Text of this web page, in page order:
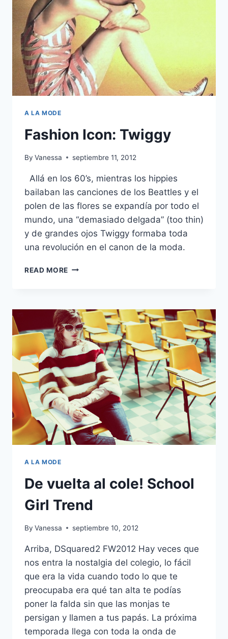
A LA MODE
Fashion Icon: Twiggy
By Vanessa septiembre 11, 2012
Allá en los 60’s, mientras los hippies
bailaban las canciones de los Beattles y el
polen de las flores se expandía por todo el
mundo, una “demasiado delgada” (too thin)
y de grandes ojos Twiggy formaba toda
una revolución en el canon de la moda.
READ MORE FASHION
A LA MODE
De vuelta al cole! School
Girl Trend
By Vanessa septiembre 10, 2012
Arriba, DSquared2 FW2012 Hay veces que
nos entra la nostalgia del colegio, lo fácil
que era la vida cuando todo lo que te
preocupaba era qué tan alta te podías
poner la falda sin que las monjas te
persigan y llamen a tus papás. La próxima
temporada llega con toda la onda de